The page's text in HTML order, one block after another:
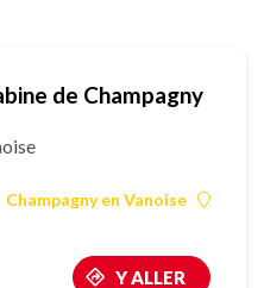
de Champagny
Champagny en Vanoise
Y ALLER